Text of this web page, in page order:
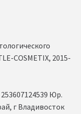
COSMETIX, 2015-
Юр.
г Владивосток